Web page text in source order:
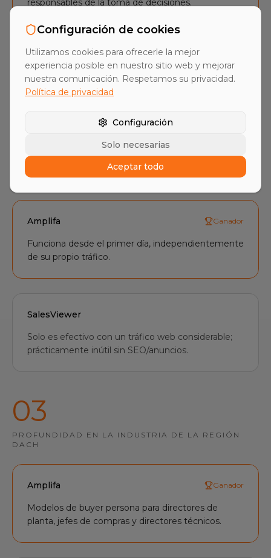
responsables de la toma de decisiones.
SalesViewer
Indicaciones sobre qué empresas han visitado su
sitio web; la prospección sigue siendo manual.
02
EFECTIVIDAD SIN TRÁFICO DE MARKETING
Amplifa Ganador
Funciona desde el primer día, independientemente
de su propio tráfico.
SalesViewer
Solo es efectivo con un tráfico web considerable;
prácticamente inútil sin SEO/anuncios.
03
PROFUNDIDAD EN LA INDUSTRIA DE LA REGIÓN
DACH
Amplifa Ganador
Modelos de buyer persona para directores de
planta, jefes de compras y directores técnicos.
Configuración de cookies
Utilizamos cookies para ofrecerle la mejor
experiencia posible en nuestro sitio web y mejorar
nuestra comunicación. Respetamos su privacidad.
Política de privacidad
Configuración
Solo necesarias
Aceptar todo